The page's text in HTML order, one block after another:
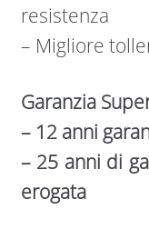
resistenza
– Migliore
Garanzia
– 12 anni
– 25 anni di
erogata